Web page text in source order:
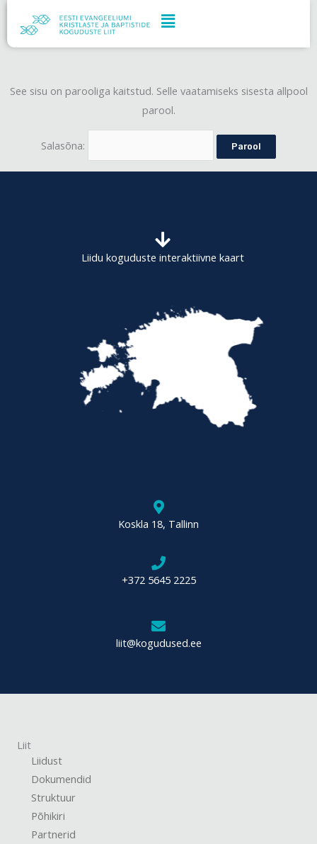
content
See sisu on parooliga kaitstud. Selle vaatamiseks sisesta allpool
parool.
Salasõna:
Liidu koguduste interaktiivne kaart
Koskla 18, Tallinn
+372 5645 2225
liit@kogudused.ee
Liit
Liidust
Dokumendid
Struktuur
Põhikiri
Partnerid